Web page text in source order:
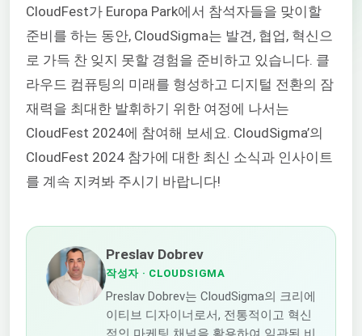
CloudFest가 Europa Park에서 참석자들을 맞이할
준비를 하는 동안, CloudSigma는 발견, 협업, 혁신으
로 가득 찬 잊지 못할 경험을 준비하고 있습니다. 클
라우드 컴퓨팅의 미래를 형성하고 디지털 전환의 잠
재력을 최대한 발휘하기 위한 여정에 나서는
CloudFest 2024에 참여해 보세요. CloudSigma’의
CloudFest 2024 참가에 대한 최신 소식과 인사이트
를 계속 지켜봐 주시기 바랍니다!
Preslav Dobrev
작성자· CLOUDSIGMA
Preslav Dobrev는 CloudSigma의 크리에
이티브 디자이너로서, 전통적이고 혁신